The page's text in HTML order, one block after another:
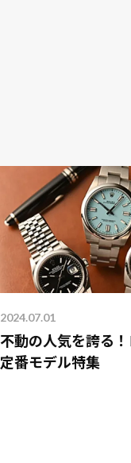
2024.07.01
不動の人気を誇る
定番モデル特集